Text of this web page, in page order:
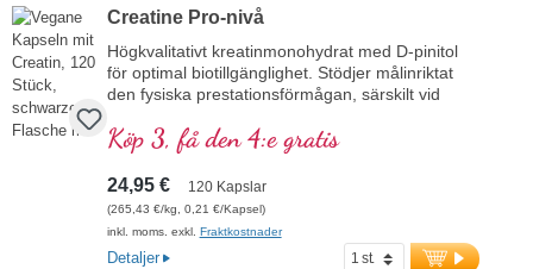
Creatine Pro-nivå
Högkvalitativt kreatinmonohydrat med D-pinitol
för optimal biotillgänglighet. Stödjer målinriktat
den fysiska prestationsförmågan, särskilt vid
pinitol bidrar till ett förbättrat upptag av kreatin i
muskelcellerna, vilket ökar effekten. Perfekt för
idrottare, styrke- och uthållighetssport samt
muskelåterhämtning. 100 % rent, utan tillsatser,
veganskt och tillverkat i Tyskland – med över 20
års erfarenhet inom mikronäringsforskning.
Köp 3, få den 4:e gratis
24,95 € 120 Kapslar
(265,43 €/kg, 0,21 €/Kapsel)
inkl. moms. exkl. Fraktkostnader
Detaljer